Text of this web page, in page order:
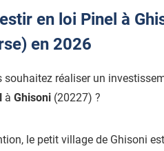
en loi Pinel à
en 2026
souhaitez réaliser un
à Ghisoni (20227) ?
le petit village de Ghisoni